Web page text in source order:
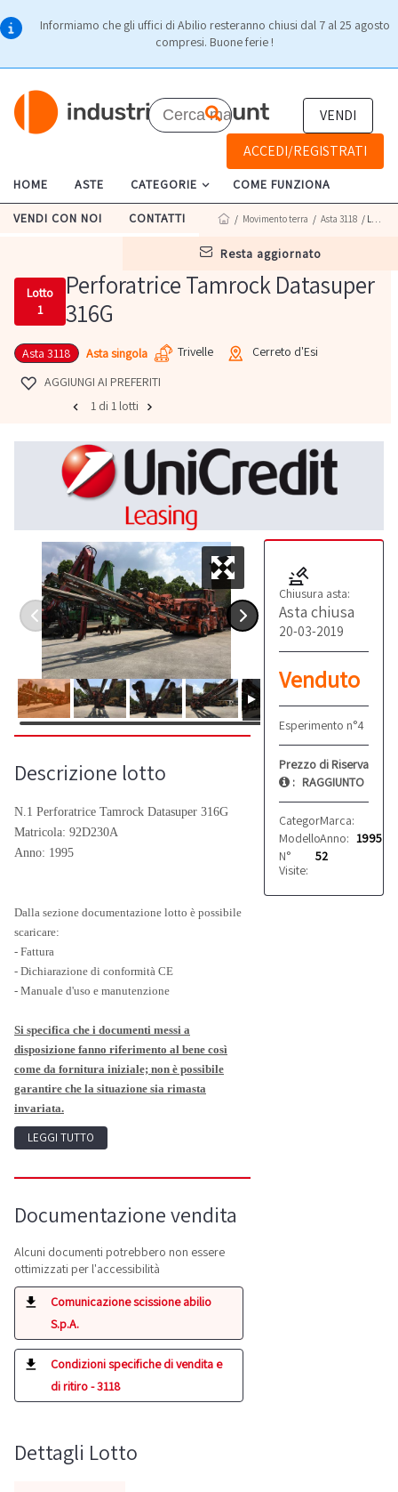
Informiamo che gli uffici di Abilio resteranno chiusi dal 7 al 25 agosto
compresi. Buone ferie !
VENDI
ACCEDI/REGISTRATI
HOME ASTE CATEGORIE COME FUNZIONA
VENDI CON NOI CONTATTI
resta aggiornato
/ Movimento terra / Asta 3118 / Lotto 1
Lotto
1
Perforatrice Tamrock Datasuper
316G
Asta 3118 Asta singola Trivelle
Cerreto d'Esi
AGGIUNGI AI PREFERITI
1 di 1 lotti
Chiusura asta:
Asta chiusa
20-03-2019
Venduto
Esperimento n°4
Prezzo di Riserva
: RAGGIUNTO
Categoria: Trivelle
Marca:
Modello: Datasuper
Anno: 1995
N°
Visite:
52
Descrizione lotto
N.1 Perforatrice Tamrock Datasuper 316G
Matricola: 92D230A
Anno: 1995
Dalla sezione documentazione lotto è possibile
scaricare:
- Fattura
- Dichiarazione di conformità CE
- Manuale d'uso e manutenzione
Si specifica che i documenti messi a
disposizione fanno riferimento al bene così
come da fornitura iniziale; non è possibile
garantire che la situazione sia rimasta
invariata.
LEGGI TUTTO
Documentazione vendita
Alcuni documenti potrebbero non essere
ottimizzati per l'accessibilità
Comunicazione scissione abilio
S.p.A.
Condizioni specifiche di vendita e
di ritiro - 3118
Dettagli Lotto